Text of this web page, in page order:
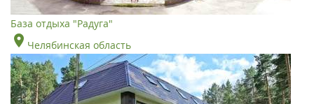
База отдыха "Радуга"
Челябинская область